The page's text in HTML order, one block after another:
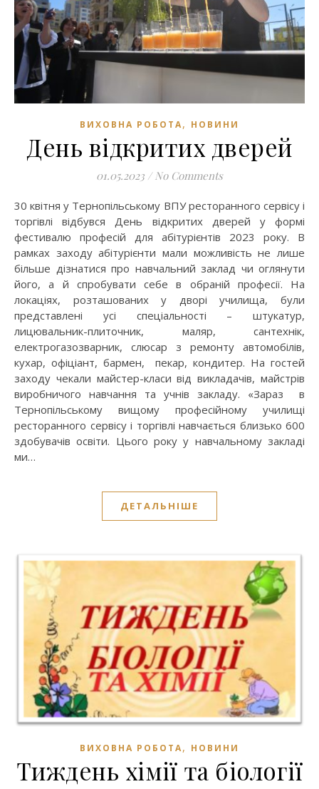
ВИХОВНА РОБОТА, НОВИНИ
День відкритих дверей
01.05.2023 / No Comments
30 квітня у Тернопільському ВПУ ресторанного сервісу і
торгівлі відбувся День відкритих дверей у формі
фестивалю професій для абітурієнтів 2023 року. В
рамках заходу абітурієнти мали можливість не лише
більше дізнатися про навчальний заклад чи оглянути
його, а й спробувати себе в обраній професії. На
локаціях, розташованих у дворі училища, були
представлені усі спеціальності – штукатур,
лицювальник-плиточник, маляр, сантехнік,
електрогазозварник, слюсар з ремонту автомобілів,
кухар, офіціант, бармен, пекар, кондитер. На гостей
заходу чекали майстер-класи від викладачів, майстрів
виробничого навчання та учнів закладу. «Зараз в
Тернопільському вищому професійному училищі
ресторанного сервісу і торгівлі навчається близько 600
здобувачів освіти. Цього року у навчальному закладі
ми…
ДЕТАЛЬНІШЕ
ВИХОВНА РОБОТА, НОВИНИ
Тиждень хімії та біології